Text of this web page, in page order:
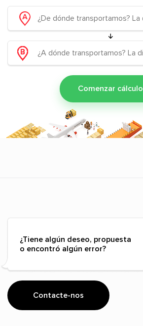
Comenzar cálculo
¿Tiene algún deseo, propuesta
o encontró algún error?
Contacte-nos